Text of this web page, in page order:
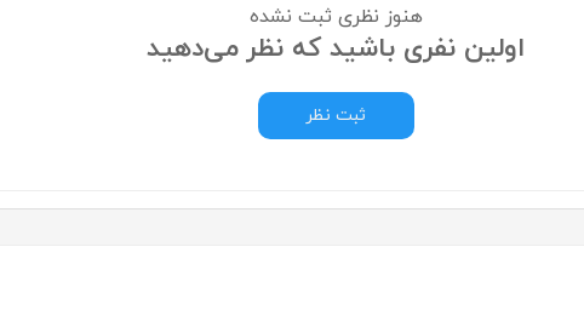
هنوز نظری ثبت نشده
اولین نفری باشید که نظر می‌دهید
ثبت نظر